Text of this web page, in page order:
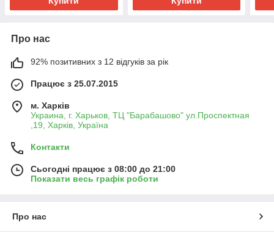
Про нас
92% позитивних з 12 відгуків за рік
Працює з 25.07.2015
м. Харків
Украина, г. Харьков, ТЦ "Барабашово" ул.Проспектная
,19, Харків, Україна
Контакти
Сьогодні працює з 08:00 до 21:00
Показати весь графік роботи
Про нас